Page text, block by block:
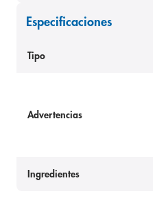
Especificaciones
Tipo
Advertencias
Ingredientes